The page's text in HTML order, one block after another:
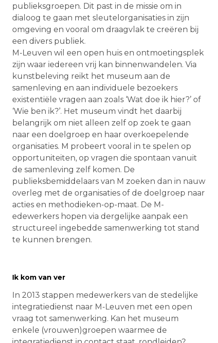
publieksgroepen. Dit past in de missie om in
dialoog te gaan met sleutelorganisaties in zijn
omgeving en vooral om draagvlak te creëren bij
een divers publiek.
M-Leuven wil een open huis en ontmoetingsplek
zijn waar iedereen vrij kan binnenwandelen. Via
kunstbeleving reikt het museum aan de
samenleving en aan individuele bezoekers
existentiële vragen aan zoals ‘Wat doe ik hier?’ of
‘Wie ben ik?’. Het museum vindt het daarbij
belangrijk om niet alleen zelf op zoek te gaan
naar een doelgroep en haar overkoepelende
organisaties. M probeert vooral in te spelen op
opportuniteiten, op vragen die spontaan vanuit
de samenleving zelf komen. De
publieksbemiddelaars van M zoeken dan in nauw
overleg met de organisaties of de doelgroep naar
acties en methodieken-op-maat. De M-
edewerkers hopen via dergelijke aanpak een
structureel ingebedde samenwerking tot stand
te kunnen brengen.
Ik kom van ver
In 2013 stappen medewerkers van de stedelijke
integratiedienst naar M-Leuven met een open
vraag tot samenwerking. Kan het museum
enkele (vrouwen)groepen waarmee de